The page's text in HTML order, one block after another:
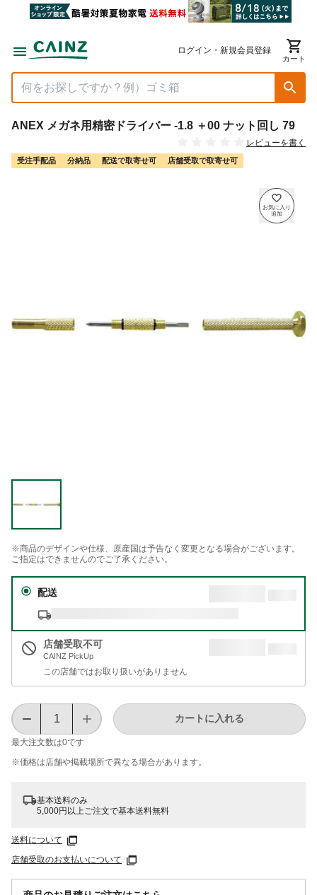
ログイン・新規会員登録
カート
ANEX メガネ用精密ドライバー -1.8 ＋00 ナット回し 79
レビューを書く
受注手配品 分納品 配送で取寄せ可 店舗受取で取寄せ可
※商品のデザインや仕様、原産国は予告なく変更となる場合がございます。
ご指定はできませんのでご了承ください。
配送
店舗受取不可
CAINZ PickUp
この店舗ではお取り扱いがありません
最大注文数は0です
カートに入れる
※価格は​店舗や​掲載場所で​異なる​場合が​あります。
基本送料のみ
5,000円以上ご注文で基本送料無料
送料について
店舗受取のお支払いについて